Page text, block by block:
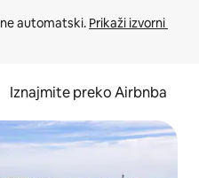
automatski. Prikaži izvorni
Iznajmite preko Airbnba